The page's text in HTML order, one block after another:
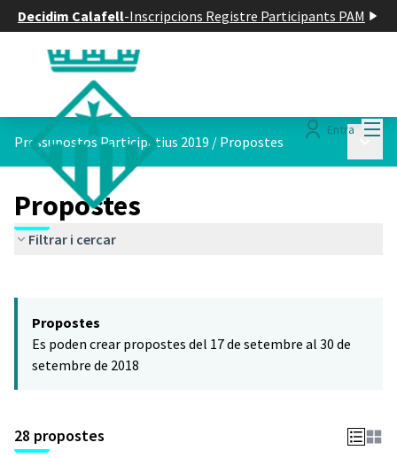
Decidim Calafell-Inscripcions Registre Participants PAM
Entra
Pressupostos Participatius 2019 / Propostes
Propostes
Filtrar i cercar
−
Propostes
Es poden crear propostes del 17 de setembre al 30 de
setembre de 2018
28 propostes